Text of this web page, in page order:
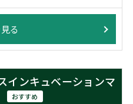
る
ンキュベーションマ
おすすめ